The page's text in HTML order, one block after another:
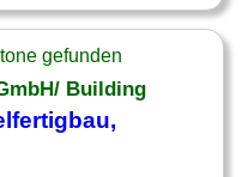
gefunden
Building